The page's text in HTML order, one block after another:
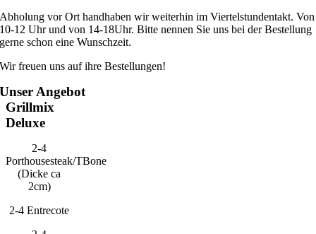
Abholung vor Ort handhaben wir weiterhin im Viertelstundentakt. Von
10-12 Uhr und von 14-18Uhr. Bitte nennen Sie uns bei der Bestellung
gerne schon eine Wunschzeit.
Wir freuen uns auf ihre Bestellungen!
Unser Angebot
Grillmix
Deluxe
2-4
Porthousesteak/TBone
(Dicke ca
2cm)
2-4 Entrecote